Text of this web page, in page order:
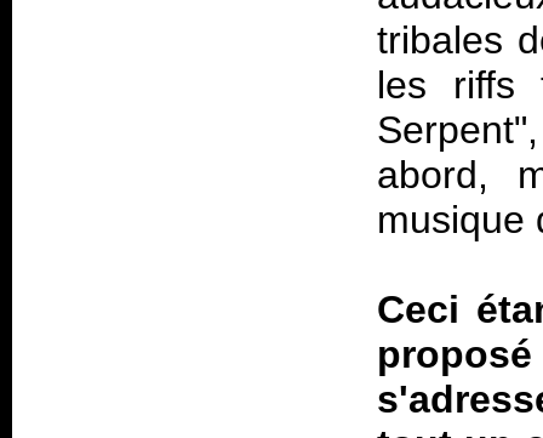
tribales
les riffs
abord,
musique
Ceci